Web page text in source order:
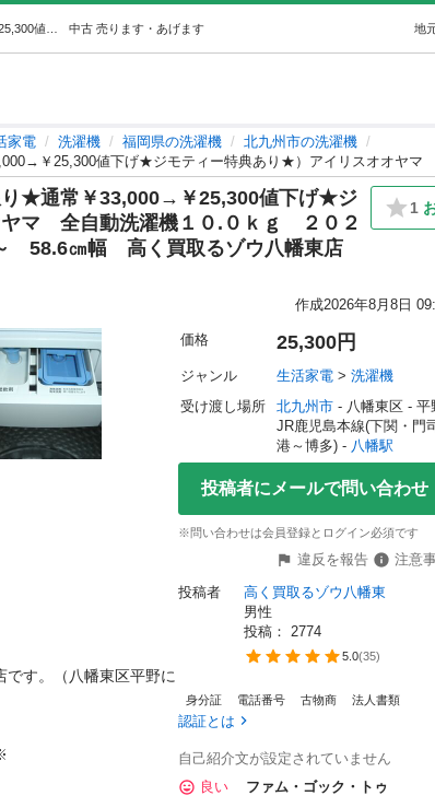
中古 売ります・あげます 地
家電 洗濯機 福岡県の洗濯機
北九州市の洗濯機
★通常￥33,000→￥25,300値下げ★ジ
マ 全自動洗濯機１０.０ｋｇ ２０２
㎝幅 高く買取るゾウ八幡東店
1
作成2026年8月8日
です。（八幡東区平野に
価格 25,300円
ジャンル 生活家電 > 洗濯機
受け渡し場所
北九州市 - 八幡東区 - 平
JR鹿児島本線(下関・門
港～博多) - 八幡駅
投稿者にメールで問い合わせ
※問い合わせは会員登録とログイン必須です
違反を報告
注意
投稿者
高く買取るゾウ八幡東
男性
投稿： 2774
5.0(35)
身分証 電話番号 古物商 法人書類
認証とは
自己紹介文が設定されていません
良い
ファム・ゴック・トゥ